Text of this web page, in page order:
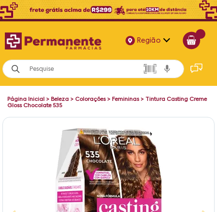
Região
Alagoas
Bahia
Página Inicial > Beleza > Colorações> Femininas> Tintura Casting Creme
Gloss Chocolate 535